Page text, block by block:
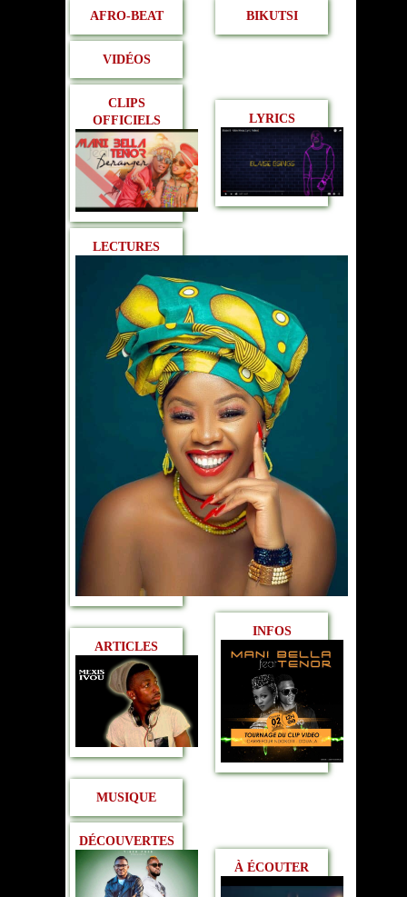
AFRO-BEAT BIKUTSI
VIDÉOS
CLIPS
OFFICIELS
LYRICS
LECTURES
ARTICLES
INFOS
MUSIQUE
DÉCOUVERTES
À ÉCOUTER